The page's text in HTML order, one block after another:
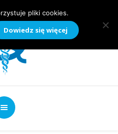
pliki cookies.
Dowiedz się więcej